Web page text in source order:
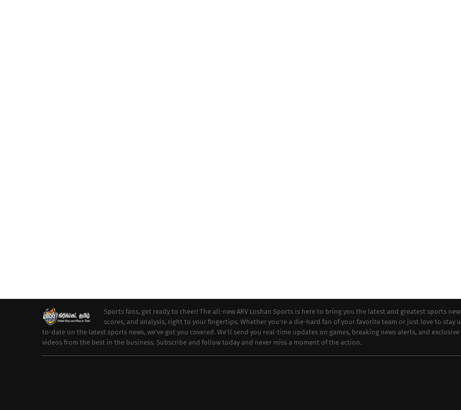
Sports fans, get ready to cheer! The all-new ARV Loshan Sports is here to bring you the latest and greatest sports
scores, and analysis, right to your fingertips. Whether you're a die-hard fan of your favorite team or just love to stay
to-date on the latest sports news, we've got you covered. We'll send you real-time updates on games, breaking news alerts, and exclusive
videos from the best in the business. Subscribe and follow today and never miss a moment of the action.